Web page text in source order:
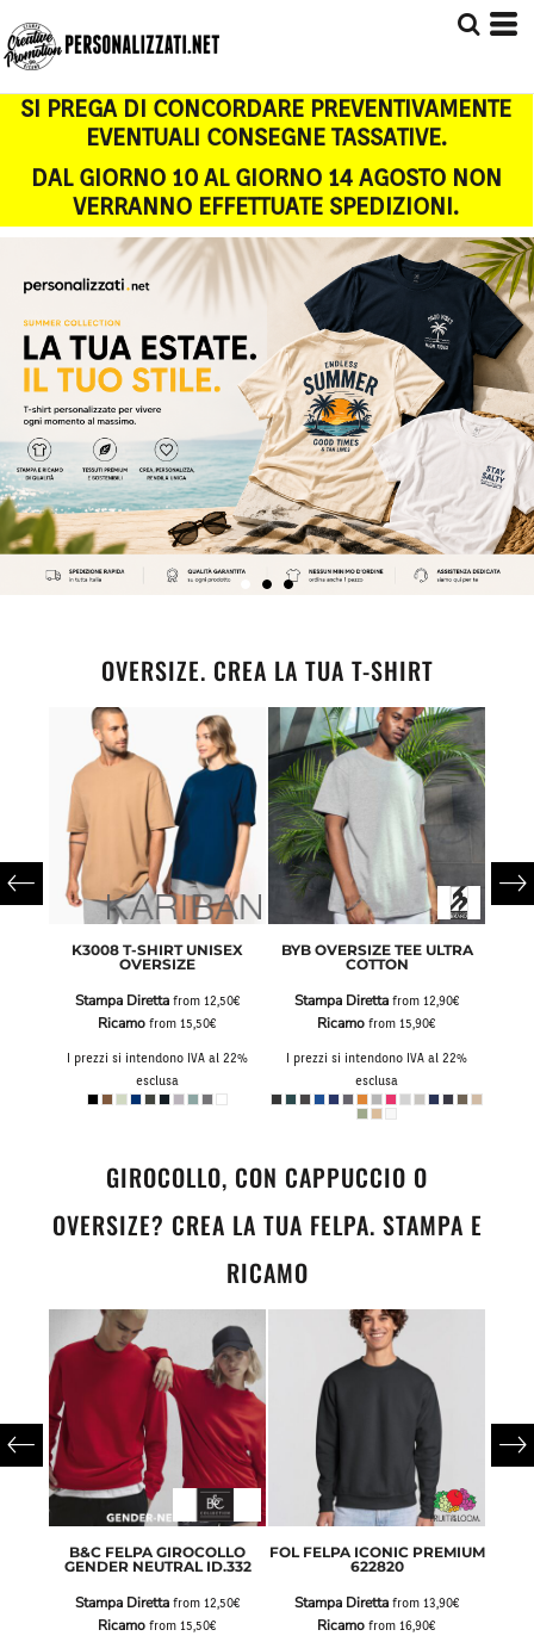
SI PREGA DI CONCORDARE PREVENTIVAMENTE
EVENTUALI CONSEGNE TASSATIVE.
DAL GIORNO 10 AL GIORNO 14 AGOSTO NON
VERRANNO EFFETTUATE SPEDIZIONI.
OVERSIZE. CREA LA TUA T-SHIRT
K3008 T-SHIRT UNISEX
OVERSIZE
Stampa Direttafrom 12,50€
Ricamo from 15,50€
I prezzi si intendono IVA al 22%
esclusa
BYB OVERSIZE TEE ULTRA
COTTON
Stampa Direttafrom 12,90€
Ricamo from 15,90€
I prezzi si intendono IVA al 22%
esclusa
GIROCOLLO, CON CAPPUCCIO O
OVERSIZE? CREA LA TUA FELPA. STAMPA E
RICAMO
B&C FELPA GIROCOLLO
GENDER NEUTRAL ID.332
Stampa Direttafrom 12,50€
Ricamo from 15,50€
FOL FELPA ICONIC PREMIUM
622820
Stampa Direttafrom 13,90€
Ricamo from 16,90€